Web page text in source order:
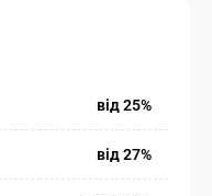
від 25%
від 27%